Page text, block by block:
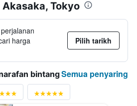
Tokyo
harga
Pilih tarikh
bintangSemua penyaring